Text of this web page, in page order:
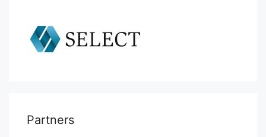
Partners